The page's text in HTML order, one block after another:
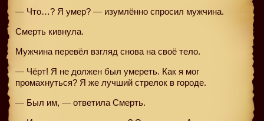
— Что…? Я умер? — изумлённо спросил мужчина.
Смерть кивнула.
Мужчина перевёл взгляд снова на своё тело.
— Чёрт! Я не должен был умереть. Как я мог
промахнуться? Я же лучший стрелок в городе.
— Был им, — ответила Смерть.